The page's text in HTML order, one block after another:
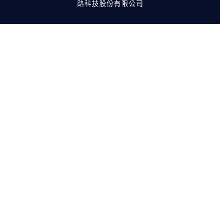
路科技股份有限公司